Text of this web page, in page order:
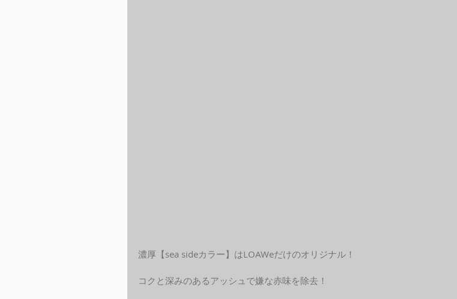
濃厚【sea sideカラー】はLOAWeだけのオリジナル！
コクと深みのあるアッシュで嫌な赤味を除去！